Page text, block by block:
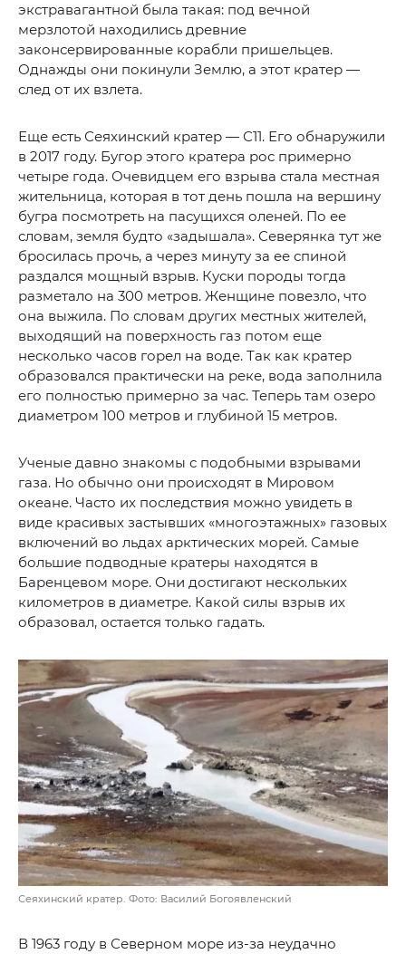
экстравагантной была такая: под вечной
мерзлотой находились древние
законсервированные корабли пришельцев.
Однажды они покинули Землю, а этот кратер —
след от их взлета.
Еще есть Сеяхинский кратер — С11. Его обнаружили
в 2017 году. Бугор этого кратера рос примерно
четыре года. Очевидцем его взрыва стала местная
жительница, которая в тот день пошла на вершину
бугра посмотреть на пасущихся оленей. По ее
словам, земля будто «задышала». Северянка тут же
бросилась прочь, а через минуту за ее спиной
раздался мощный взрыв. Куски породы тогда
разметало на 300 метров. Женщине повезло, что
она выжила. По словам других местных жителей,
выходящий на поверхность газ потом еще
несколько часов горел на воде. Так как кратер
образовался практически на реке, вода заполнила
его полностью примерно за час. Теперь там озеро
диаметром 100 метров и глубиной 15 метров.
Ученые давно знакомы с подобными взрывами
газа. Но обычно они происходят в Мировом
океане. Часто их последствия можно увидеть в
виде красивых застывших «многоэтажных» газовых
включений во льдах арктических морей. Самые
большие подводные кратеры находятся в
Баренцевом море. Они достигают нескольких
километров в диаметре. Какой силы взрыв их
образовал, остается только гадать.
Сеяхинский кратер. Фото: Василий Богоявленский
В 1963 году в Северном море из-за неудачно